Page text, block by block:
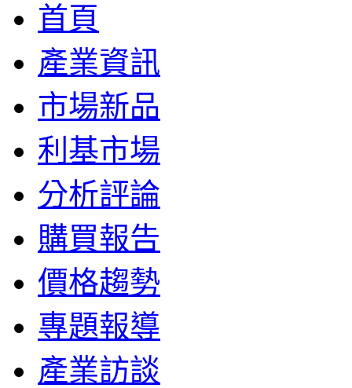
首頁
產業資訊
市場新品
利基市場
分析評論
購買報告
價格趨勢
專題報導
產業訪談